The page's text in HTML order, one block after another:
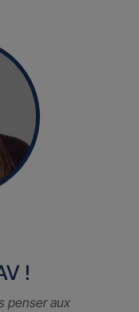
!
penser aux